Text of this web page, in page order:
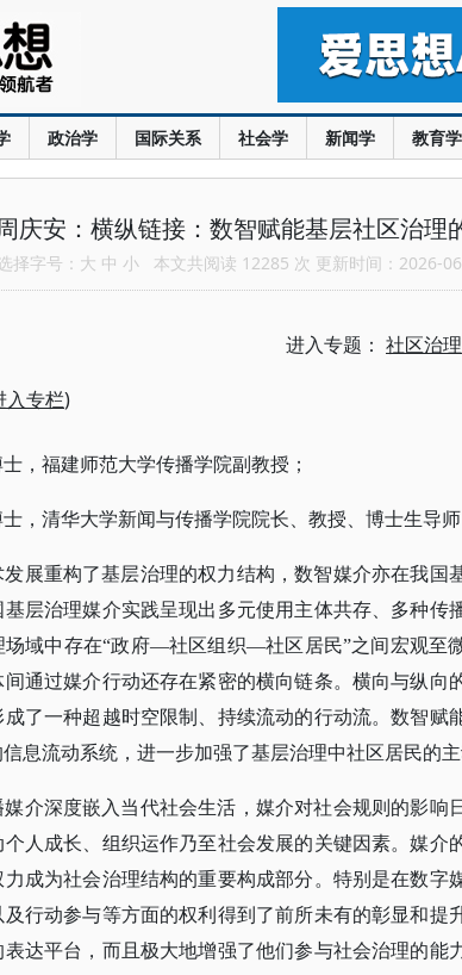
政治学 国际关系 社会学 新闻学 教育学
庆安：横纵链接：数智赋能基层社区治理
择字号： 大 中 小 本文共阅读 12285 次 更新时间：2026-
进入专题： 社区治理
入专栏)
，福建师范大学传播学院副教授；
，清华大学新闻与传播学院院长、教授、博士生导师
发展重构了基层治理的权力结构，数智媒介亦在我国
层治理媒介实践呈现出多元使用主体共存、多种传
场域中存在“政府—社区组织—社区居民”之间宏观至
通过媒介行动还存在紧密的横向链条。横向与纵向
成了一种超越时空限制、持续流动的行动流。数智赋
息流动系统，进一步加强了基层治理中社区居民的主
介深度嵌入当代社会生活，媒介对社会规则的影响
人成长、组织运作乃至社会发展的关键因素。媒介
力成为社会治理结构的重要构成部分。特别是在数字
行动参与等方面的权利得到了前所未有的彰显和提
达平台，而且极大地增强了他们参与社会治理的能